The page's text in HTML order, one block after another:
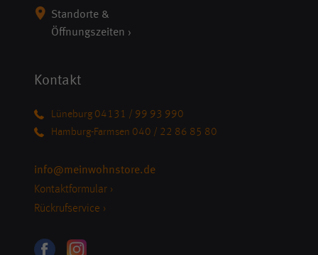
Standorte &
Öffnungszeiten ›
Kontakt
Lüneburg 04131 / 99 93 990
Hamburg-Farmsen 040 / 22 86 85 80
info@meinwohnstore.de
Kontaktformular ›
Rückrufservice ›